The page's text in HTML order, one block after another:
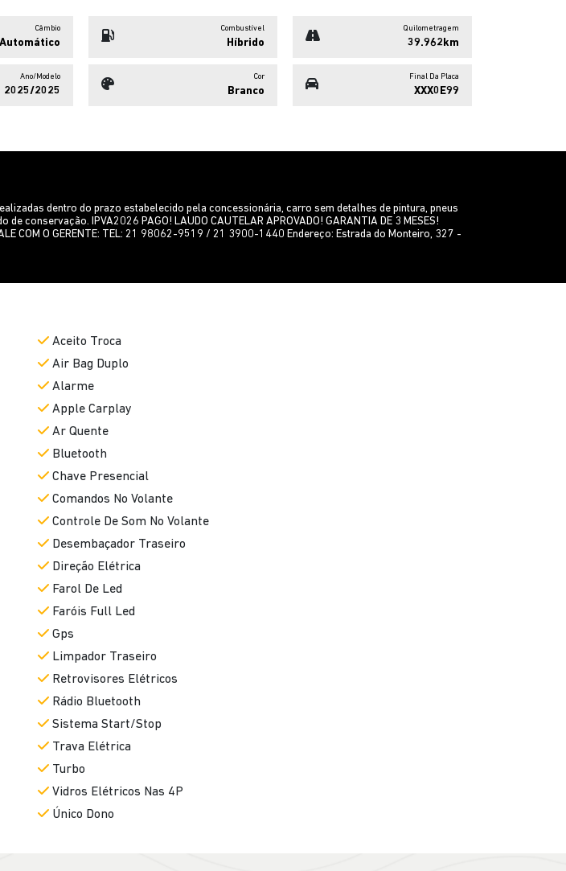
Câmbio
Automático
Combustível
Híbrido
Quilometragem
39.962km
Ano/Modelo
2025/2025
Cor
Branco
Final Da Placa
XXX0E99
dentro do prazo estabelecido pela concessionária, carro sem detalhes de pintura, pneus
IPVA2026 PAGO! LAUDO CAUTELAR APROVADO! GARANTIA DE 3 MESES!
COM O GERENTE: TEL: 21 98062-9519 / 21 3900-1440 Endereço: Estrada do Monteiro, 327 -
Aceito Troca
Air Bag Duplo
Alarme
Apple Carplay
Ar Quente
Bluetooth
Chave Presencial
Comandos No Volante
Controle De Som No Volante
Desembaçador Traseiro
Direção Elétrica
Farol De Led
Faróis Full Led
Gps
Limpador Traseiro
Retrovisores Elétricos
Rádio Bluetooth
Sistema Start/Stop
Trava Elétrica
Turbo
Vidros Elétricos Nas 4P
Único Dono